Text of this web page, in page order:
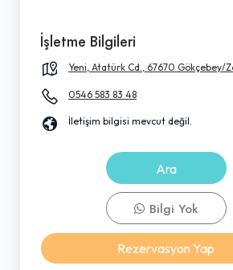
İşletme Bilgileri
Yeni, Atatürk Cd., 67670 Gökçebey/
0546 583 83 48
İletişim bilgisi mevcut değil.
Ara
Bilgi Yok
Rezervasyon Yap